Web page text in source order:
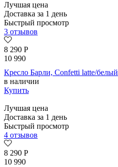
Лучшая цена
Доставка за 1 день
Быстрый просмотр
3 отзывов
8 290 Р
10 990
Кресло Барли, Confetti latte/белый
в наличии
Купить
Лучшая цена
Доставка за 1 день
Быстрый просмотр
4 отзывов
8 290 Р
10 990